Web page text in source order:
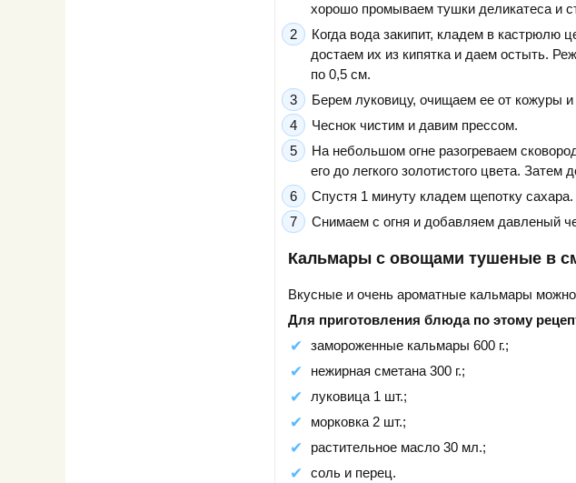
хорошо промываем тушки деликатеса и
Когда вода закипит, кладем в кастрюлю
достаем их из кипятка и даем остыть.
по 0,5 см.
Берем луковицу, очищаем ее от кожуры
Чеснок чистим и давим прессом.
На небольшом огне разогреваем
его до легкого золотистого цвета.
Спустя 1 минуту кладем щепотку
Снимаем с огня и добавляем давленый
Кальмары с овощами тушеные в
Вкусные и очень ароматные кальмары
Для приготовления блюда по этому
замороженные кальмары 600 г.;
нежирная сметана 300 г.;
луковица 1 шт.;
морковка 2 шт.;
растительное масло 30 мл.;
соль и перец.